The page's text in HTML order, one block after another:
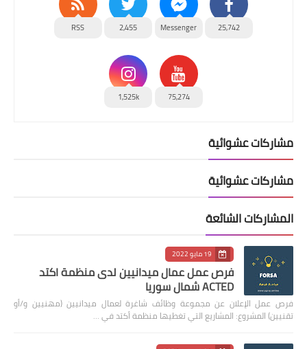
25,742
Messenger
2,455
RSS
75,274
1,525k
مشاركات عشوائية
مشاركات عشوائية
المشاركات الشائعة
19 مايو 2022
فرص عمل عمال ميدانيين لدى منظمة اكتد
ACTED شمال سوريا
فرص عمل الإعلان عن مجموعة وظائف شاغرة لعمال ميدانيين (مهنيين و/أو
تقنيين) المشروع: المشاريع التي تغطيها منظمة أكتد في …